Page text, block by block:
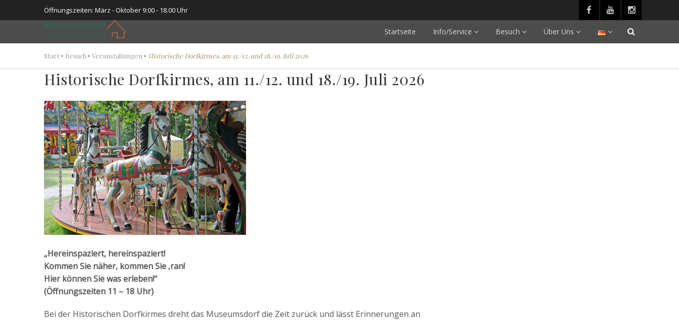
Öffnungszeiten: März - Oktober 9:00 - 18.00 Uhr
Startseite Info/Service Besuch Über Uns
Start ‣ Besuch ‣ Veranstaltungen ‣ Historische Dorfkirmes, am 11./12. und 18./19. Juli 2026
Historische Dorfkirmes, am 11./12. und 18./19. Juli 2026
„Hereinspaziert, hereinspaziert!
Kommen Sie näher, kommen Sie ‚ran!
Hier können Sie was erleben!“
(Öffnungszeiten 11 – 18 Uhr)
Bei der Historischen Dorfkirmes dreht das Museumsdorf die Zeit zurück und lässt Erinnerungen an